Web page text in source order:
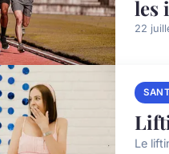
les
22
Le